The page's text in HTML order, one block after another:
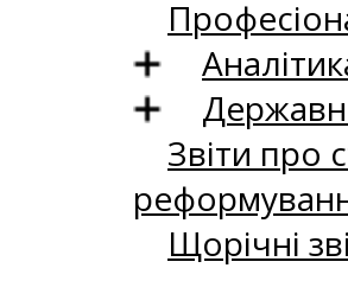
Звіти про
Щорічні